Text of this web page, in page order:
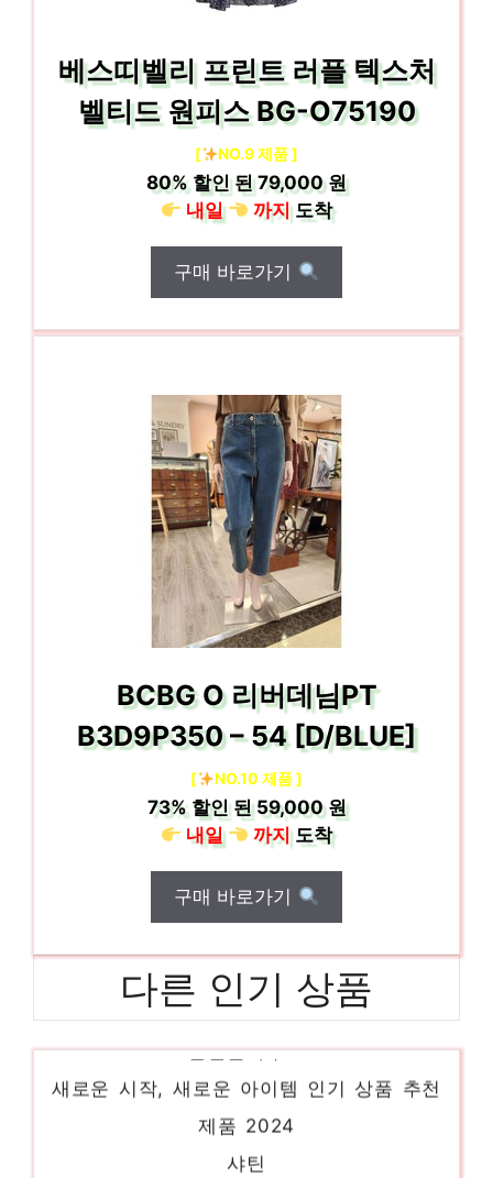
베스띠벨리 프린트 러플 텍스처
벨티드 원피스 BG-O75190
[ NO.9 제품 ]
80%할인 된79,000 원
내일
까지도착
구매 바로가기
BCBG O 리버데님PT
B3D9P350 – 54 [D/BLUE]
[ NO.10 제품 ]
73%할인 된59,000 원
내일
까지도착
구매 바로가기
다른 인기 상품